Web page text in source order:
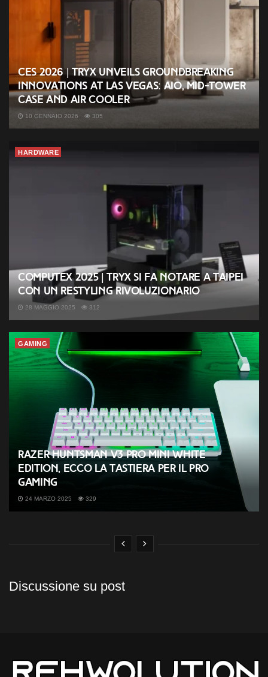
CES 2026 | TRYX unveils groundbreaking
innovations at Las Vegas: AIO, mid-tower
case and air cooler
10 GENNAIO 2026 305
HARDWARE
COMPUTEX 2025 | TRYX si fa notare a Taipei
con un restyling rivoluzionario
28 MAGGIO 2025 312
GAMING
Razer Huntsman V3 Pro Mini White
Edition, ecco la tastiera per il Pro
Gaming
24 MARZO 2025 329
Discussione su post